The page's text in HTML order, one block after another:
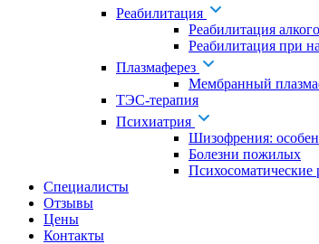
Реабилитация
Реабилитация
Реабилитация при
Плазмаферез
Мембранный
ТЭС-терапия
Психиатрия
Шизофрения:
Болезни пожилых
Психосоматические
Специалисты
Отзывы
Цены
Контакты